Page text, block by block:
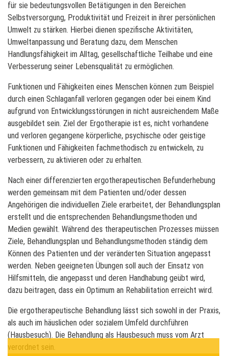
für sie bedeutungsvollen Betätigungen in den Bereichen
Selbstversorgung, Produktivität und Freizeit in ihrer persönlichen
Umwelt zu stärken. Hierbei dienen spezifische Aktivitäten,
Umweltanpassung und Beratung dazu, dem Menschen
Handlungsfähigkeit im Alltag, gesellschaftliche Teilhabe und eine
Verbesserung seiner Lebensqualität zu ermöglichen.
Funktionen und Fähigkeiten eines Menschen können zum Beispiel
durch einen Schlaganfall verloren gegangen oder bei einem Kind
aufgrund von Entwicklungsstörungen in nicht ausreichendem Maße
ausgebildet sein. Ziel der Ergotherapie ist es, nicht vorhandene
und verloren gegangene körperliche, psychische oder geistige
Funktionen und Fähigkeiten fachmethodisch zu entwickeln, zu
verbessern, zu aktivieren oder zu erhalten.
Nach einer differenzierten ergotherapeutischen Befunderhebung
werden gemeinsam mit dem Patienten und/oder dessen
Angehörigen die individuellen Ziele erarbeitet, der Behandlungsplan
erstellt und die entsprechenden Behandlungsmethoden und
Medien gewählt. Während des therapeutischen Prozesses müssen
Ziele, Behandlungsplan und Behandlungsmethoden ständig dem
Können des Patienten und der veränderten Situation angepasst
werden. Neben geeigneten Übungen soll auch der Einsatz von
Hilfsmitteln, die angepasst und deren Handhabung geübt wird,
dazu beitragen, dass ein Optimum an Rehabilitation erreicht wird.
Die ergotherapeutische Behandlung lässt sich sowohl in der Praxis,
als auch im häuslichen oder sozialem Umfeld durchführen
(Hausbesuch). Die Behandlung als Hausbesuch muss vom Arzt
verordnet sein.